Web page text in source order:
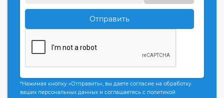
Отправить
*Нажимая кнопку «Отправить», вы даете согласие на обработку
ваших персональных данных и соглашаетесь с политикой